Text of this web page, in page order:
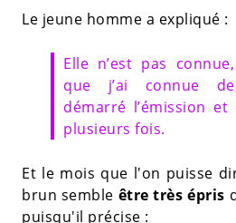
Le jeune homme a expliqué :
Elle n’est pas
que j’ai connue
démarré l’émission et
plusieurs fois.
Et le mois que l'on puisse
brun semble être très épris
puisqu'il précise :